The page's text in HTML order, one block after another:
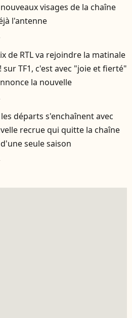
visages de la chaîne
l'antenne
de RTL va rejoindre la matinale
sur TF1, c'est avec "joie et fierté"
la nouvelle
les départs s'enchaînent avec
recrue qui quitte la chaîne
seule saison